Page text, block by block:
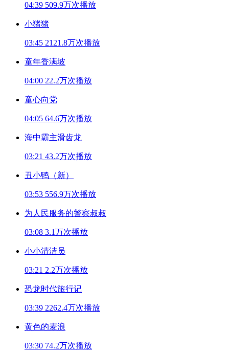
04:39 509.9万次播放
小猪猪
03:45 2121.8万次播放
童年香满坡
04:00 22.2万次播放
童心向党
04:05 64.6万次播放
海中霸主滑齿龙
03:21 43.2万次播放
丑小鸭（新）
03:53 556.9万次播放
为人民服务的警察叔叔
03:08 3.1万次播放
小小清洁员
03:21 2.2万次播放
恐龙时代旅行记
03:39 2262.4万次播放
黄色的麦浪
03:30 74.2万次播放